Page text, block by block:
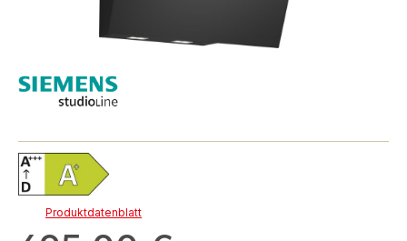
Produktdatenblatt